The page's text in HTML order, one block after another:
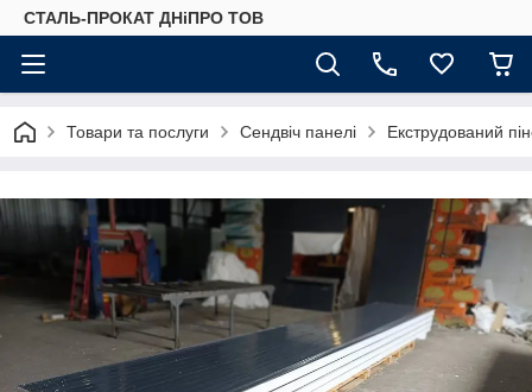
СТАЛЬ-ПРОКАТ ДНіПРО ТОВ
Товари та послуги Сендвіч панелі Екструдований